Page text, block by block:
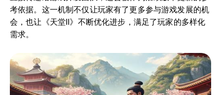
考依据。这一机制不仅让玩家有了更多参与游戏发展的机
会，也让《天堂II》不断优化进步，满足了玩家的多样化
需求。